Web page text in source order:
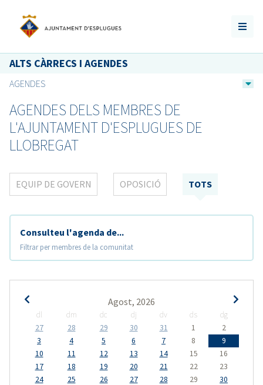
ALTS CÀRRECS I AGENDES
AGENDES
AGENDES DELS MEMBRES DE
L'AJUNTAMENT D'ESPLUGUES DE
LLOBREGAT
EQUIP DE GOVERN OPOSICIÓ TOTS
Consulteu l'agenda de...
Filtrar per membres de la comunitat
Agost, 2026
dl dm dc dj dv ds
dg
27
28 29 30 31 1
2
3
4 5 6 7 8
9
10
11 12 13 14 15
16
17
18 19 20 21 22
23
24
25 26 27 28 29
30